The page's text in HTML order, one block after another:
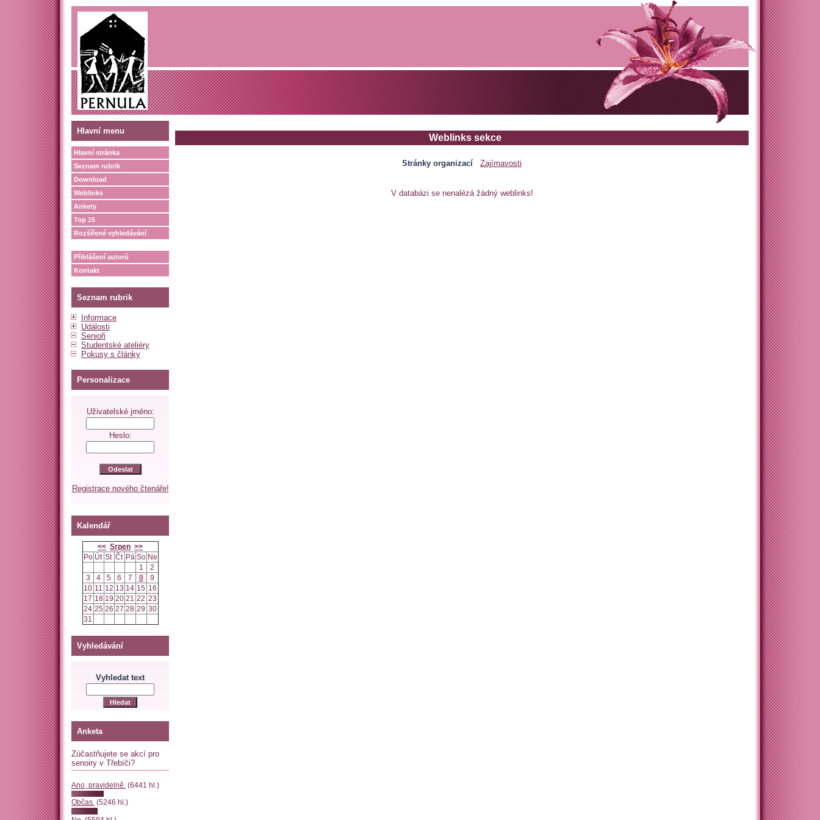
Hlavní menu
Hlavní stránka
Seznam rubrik
Download
Weblinks
Ankety
Top 15
Rozšířené vyhledávání
Přihlášení autorů
Kontakt
Seznam rubrik
Informace
Události
Senioři
Studentské ateliéry
Pokusy s články
Personalizace
Uživatelské jméno:
Heslo:
Registrace nového čtenáře!
Kalendář
<< Srpen >>
Po Út St Čt Pá So Ne
1
2
3
4 5 6 7 8
9
10 11 12 13 14 15 16
17 18 19 20 21 22 23
24 25 26 27 28 29 30
31
Vyhledávání
Vyhledat text
Anketa
Zúčastňujete se akcí pro
senoiry v Třebíči?
Ano, pravidelně. (6441 hl.)
Občas. (5246 hl.)
Weblinks sekce
Stránky organizací Zajímavosti
V databázi se nenalézá žádný weblinks!